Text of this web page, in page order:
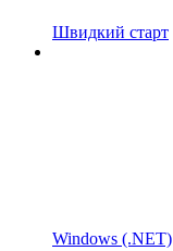
Швидкий старт
Windows (.NET)